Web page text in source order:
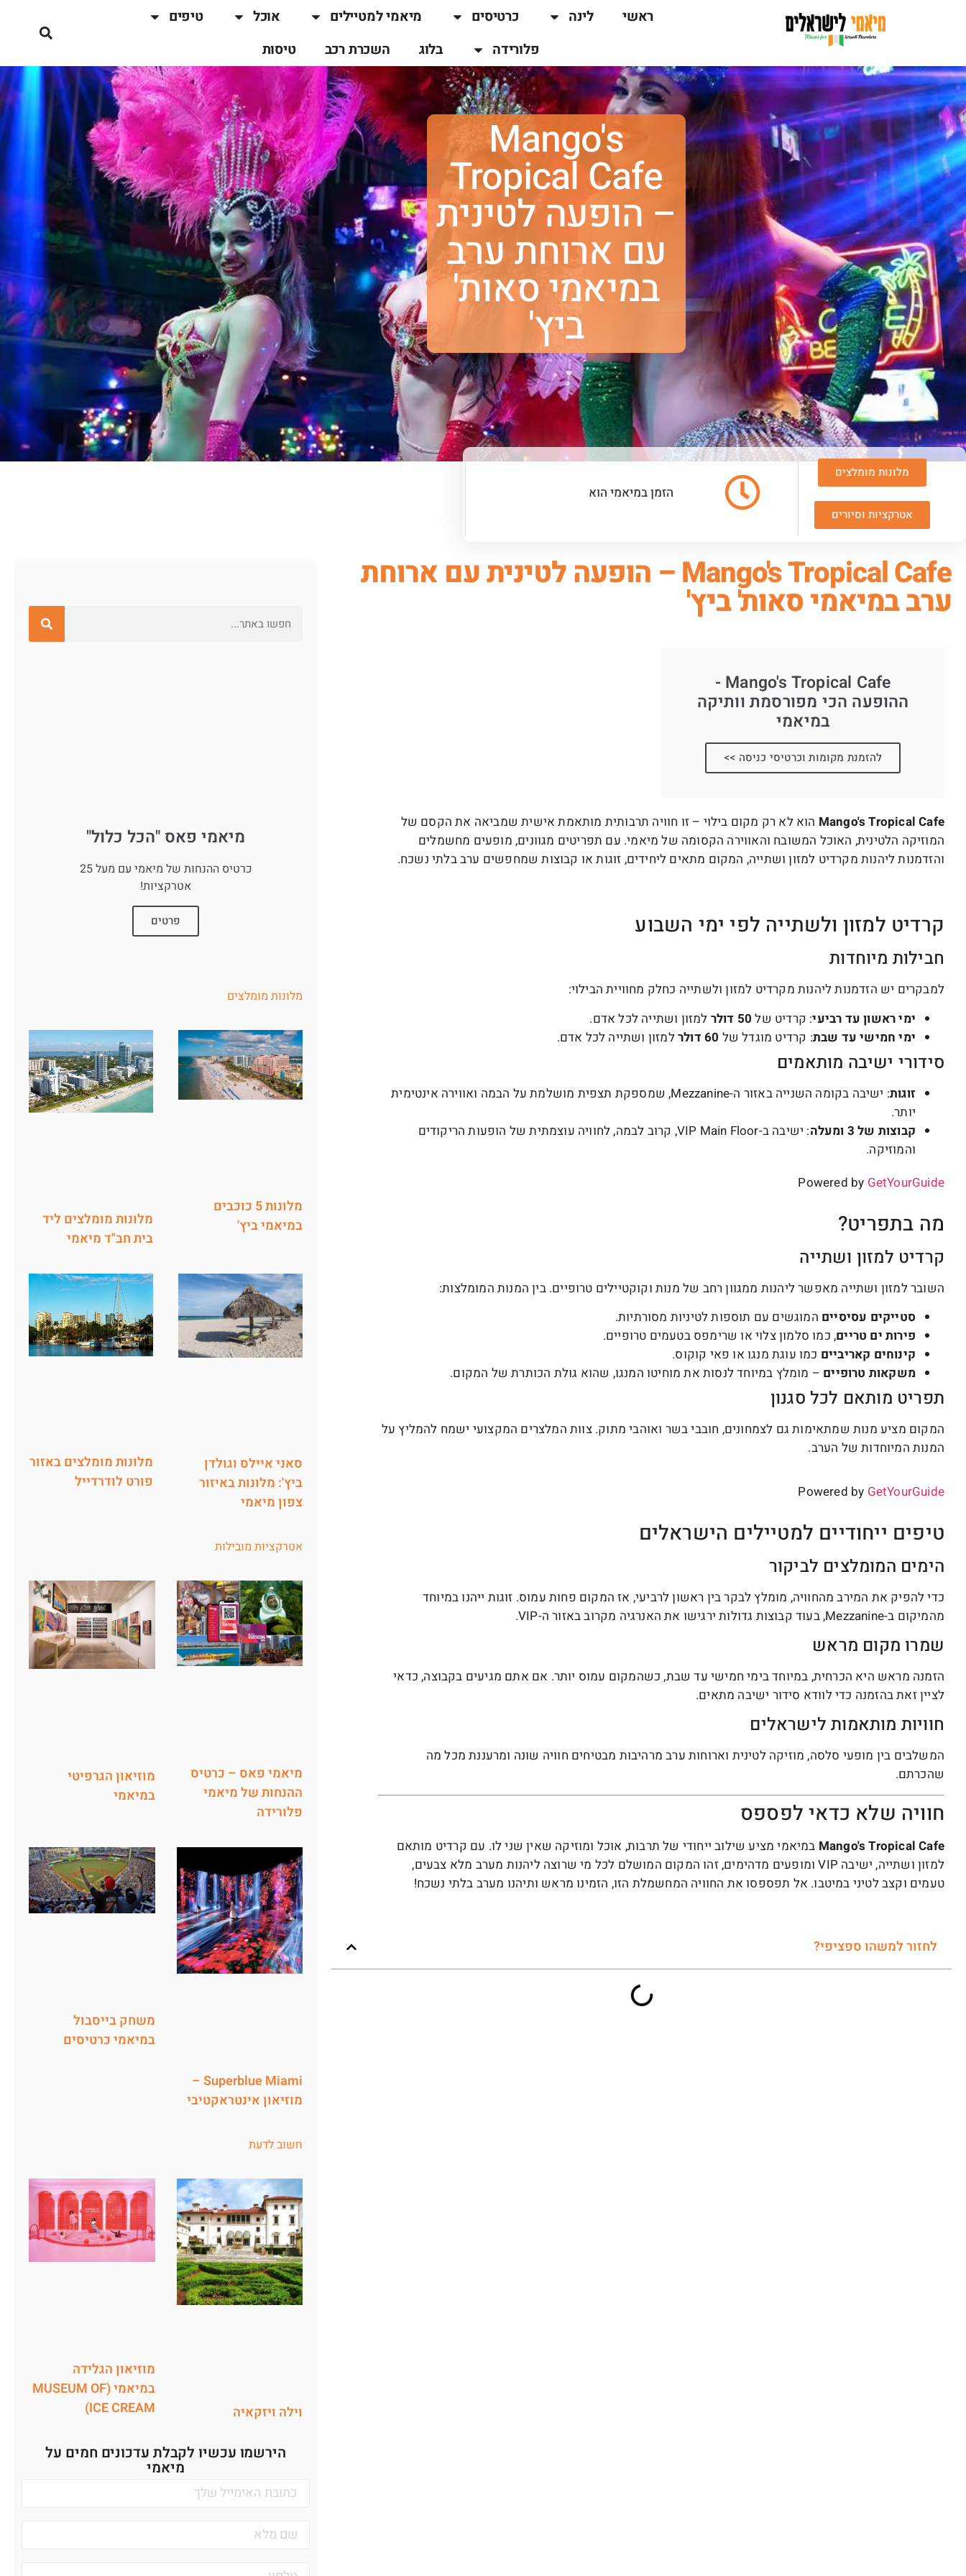
ראשי לינה כרטיסים מיאמי למטיילים אוכל
טיפים
פלורידה
בלוג השכרת רכב טיסות
Mango's
Tropical Cafe
– הופעה לטינית
עם ארוחת ערב
במיאמי סאות'
ביץ'
מלונות מומלצים
אטרקציות וסיורים
הזמן במיאמי הוא
Mango's Tropical Cafe – הופעה לטינית עם ארוחת
ערב במיאמי סאות' ביץ'
Mango's Tropical Cafe -
ההופעה הכי מפורסמת וותיקה
במיאמי
להזמנת מקומות וכרטיסי כניסה >>
Mango's Tropical Cafe הוא לא רק מקום בילוי – זו חוויה תרבותית מותאמת אישית שמביאה את הקסם של
המוזיקה הלטינית, האוכל המשובח והאווירה הקסומה של מיאמי. עם תפריטים מגוונים, מופעים מחשמלים
והזדמנות ליהנות מקרדיט למזון ושתייה, המקום מתאים ליחידים, זוגות או קבוצות שמחפשים ערב בלתי נשכח.
קרדיט למזון ולשתייה לפי ימי השבוע
חבילות מיוחדות
למבקרים יש הזדמנות ליהנות מקרדיט למזון ולשתייה כחלק מחוויית הבילוי:
ימי ראשון עד רביעי: קרדיט של 50 דולר
למזון ושתייה לכל אדם.
ימי חמישי עד שבת: קרדיט מוגדל של 60 דולר למזון ושתייה לכל אדם.
סידורי ישיבה מותאמים
זוגות
: ישיבה בקומה השנייה באזור ה-Mezzanine, שמספקת תצפית מושלמת על הבמה ואווירה אינטימית
יותר.
קבוצות של 3 ומעלה
: ישיבה ב-VIP Main Floor, קרוב לבמה, לחוויה עוצמתית של הופעות הריקודים
והמוזיקה.
Powered by GetYourGuide
מה בתפריט?
קרדיט למזון ושתייה
השובר למזון ושתייה מאפשר ליהנות ממגוון רחב של מנות וקוקטיילים טרופיים. בין המנות המומלצות:
סטייקים עסיסיים המוגשים עם תוספות לטיניות מסורתיות.
פירות ים טריים, כמו סלמון צלוי או שרימפס בטעמים טרופיים.
קינוחים קאריביים כמו עוגת מנגו או פאי קוקוס.
משקאות טרופיים – מומלץ במיוחד לנסות את מוחיטו המנגו, שהוא גולת הכותרת של המקום.
תפריט מותאם לכל סגנון
המקום מציע מנות שמתאימות גם לצמחונים, חובבי בשר ואוהבי מתוק. צוות המלצרים המקצועי ישמח להמליץ על
המנות המיוחדות של הערב.
Powered by GetYourGuide
טיפים ייחודיים למטיילים הישראלים
הימים המומלצים לביקור
כדי להפיק את המירב מהחוויה, מומלץ לבקר בין ראשון לרביעי, אז המקום פחות עמוס. זוגות ייהנו במיוחד
מהמיקום ב-Mezzanine, בעוד קבוצות גדולות ירגישו את האנרגיה מקרוב באזור ה-VIP.
שמרו מקום מראש
הזמנה מראש היא הכרחית, במיוחד בימי חמישי עד שבת, כשהמקום עמוס יותר. אם אתם מגיעים בקבוצה, כדאי
לציין זאת בהזמנה כדי לוודא סידור ישיבה מתאים.
חוויות מותאמות לישראלים
המשלבים בין מופעי סלסה, מוזיקה לטינית וארוחות ערב מרהיבות מבטיחים חוויה שונה ומרעננת מכל מה
שהכרתם.
חוויה שלא כדאי לפספס
Mango's Tropical Cafe במיאמי מציע שילוב ייחודי של תרבות, אוכל ומוזיקה שאין שני לו. עם קרדיט מותאם
למזון ושתייה, ישיבה VIP ומופעים מדהימים, זהו המקום המושלם לכל מי שרוצה ליהנות מערב מלא צבעים,
טעמים וקצב לטיני במיטבו. אל תפספסו את החוויה המחשמלת הזו, הזמינו מראש ותיהנו מערב בלתי נשכח!
לחזור למשהו ספציפי?
מיאמי פאס "הכל כלול"
כרטיס ההנחות של מיאמי עם מעל 25
אטרקציות!
פרטים
מלונות מומלצים
מלונות 5 כוכבים
במיאמי ביץ'
מלונות מומלצים ליד
בית חב"ד מיאמי
סאני איילס וגולדן
ביץ': מלונות באיזור
צפון מיאמי
מלונות מומלצים באזור
פורט לודרדייל
אטרקציות מובילות
מיאמי פאס – כרטיס
ההנחות של מיאמי
פלורידה
מוזיאון הגרפיטי
במיאמי
Superblue Miami –
מוזיאון אינטראקטיבי
משחק בייסבול
במיאמי כרטיסים
חשוב לדעת
וילה ויזקאיה
מוזיאון הגלידה
במיאמי (MUSEUM OF
ICE CREAM)
הירשמו עכשיו לקבלת עדכונים חמים על
מיאמי